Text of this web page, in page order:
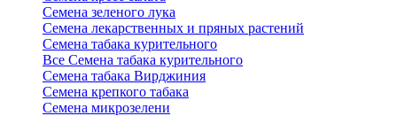
Семена зеленого лука
Семена лекарственных и пряных растений
Семена табака курительного
Все Семена табака курительного
Семена табака Вирджиния
Семена крепкого табака
Семена микрозелени